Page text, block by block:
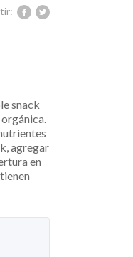
snack
agregar
en